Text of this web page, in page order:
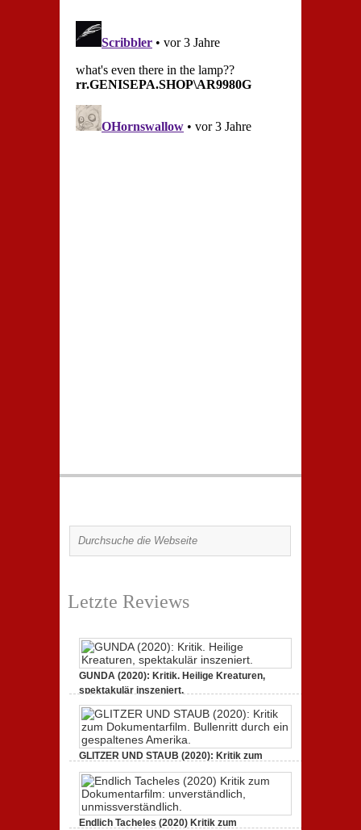
Letzte Reviews
GUNDA (2020): Kritik. Heilige Kreaturen,
spektakulär inszeniert.
GLITZER UND STAUB (2020): Kritik zum
Dokumentarfilm.
3. Oktober 2020,2 Comments
Endlich Tacheles (2020) Kritik zum